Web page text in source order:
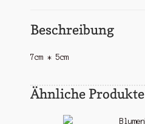
Beschreibung
7cm * 5cm
Ähnliche Produkte